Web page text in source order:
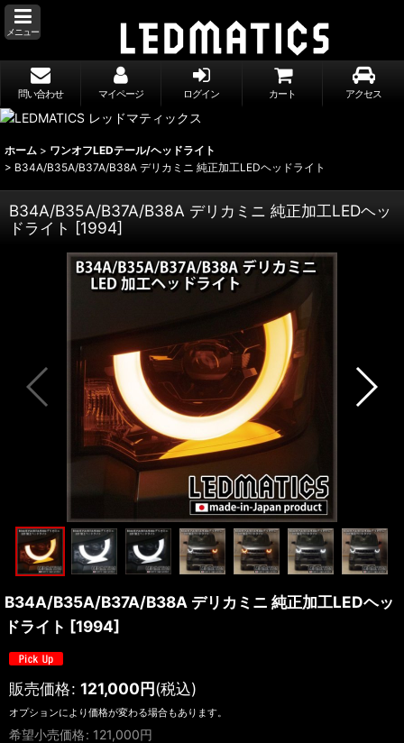
メニュー
問い合わせ マイページ ログイン カート アクセス
ホーム > ワンオフLEDテール/ヘッドライト
> B34A/B35A/B37A/B38A デリカミニ 純正加工LEDヘッドライト
B34A/B35A/B37A/B38A デリカミニ 純正加工LEDヘッ
ドライト [1994]
B34A/B35A/B37A/B38A デリカミニ 純正加工LEDヘッ
ドライト [1994]
販売価格: 121,000円(税込)
オプションにより価格が変わる場合もあります。
希望小売価格: 121,000円